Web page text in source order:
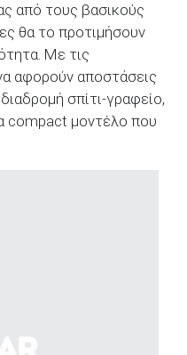
από τους βασικούς
θα το προτιμήσουν
Με τις
αφορούν αποστάσεις
σπίτι-γραφείο,
compact μοντέλο που